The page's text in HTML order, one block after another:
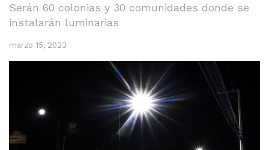
Serán 60 colonias y 30 comunidades donde se
instalarán luminarias
marzo 15, 2023